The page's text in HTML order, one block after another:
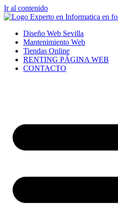
Ir al contenido
Diseño Web Sevilla
Mantenimiento Web
Tiendas Online
RENTING PÁGINA WEB
CONTACTO